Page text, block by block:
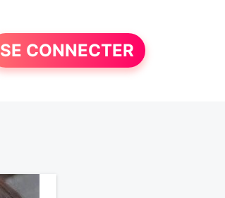
SE CONNECTER